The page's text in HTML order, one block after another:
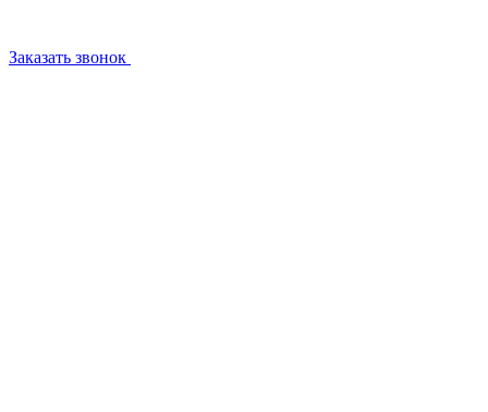
Заказать звонок